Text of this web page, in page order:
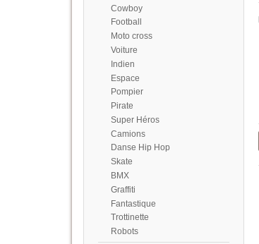
Cowboy
Football
Moto cross
Voiture
Indien
Espace
Pompier
Pirate
Super Héros
Camions
Danse Hip Hop
Skate
BMX
Graffiti
Fantastique
Trottinette
Robots